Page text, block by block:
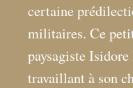
certaine
militaires. Ce
paysagiste
travaillant à son